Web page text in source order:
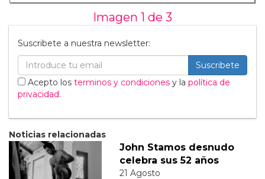
Imagen 1 de 3
Suscribete a nuestra newsletter:
Suscribete
Acepto los terminos y condiciones y la política de
privacidad.
Noticias relacionadas
John Stamos desnudo
celebra sus 52 años
21 Agosto